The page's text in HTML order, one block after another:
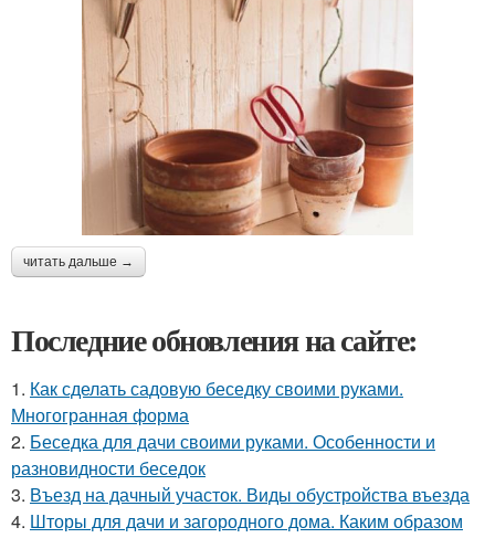
читать дальше →
Последние обновления на сайте:
1. Как сделать садовую беседку своими руками.
Многогранная форма
2. Беседка для дачи своими руками. Особенности и
разновидности беседок
3. Въезд на дачный участок. Виды обустройства въезда
4. Шторы для дачи и загородного дома. Каким образом